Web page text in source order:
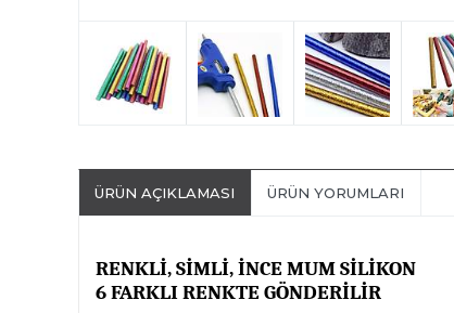
ÜRÜN AÇIKLAMASI ÜRÜN YORUMLARI
RENKLİ, SİMLİ, İNCE MUM SİLİKON
6 FARKLI RENKTE GÖNDERİLİR